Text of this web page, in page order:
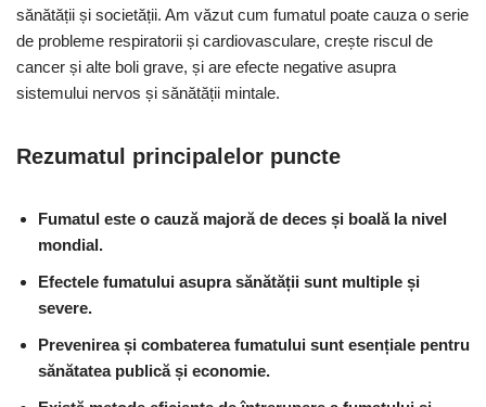
sănătății și societății. Am văzut cum fumatul poate cauza o serie
de probleme respiratorii și cardiovasculare, crește riscul de
cancer și alte boli grave, și are efecte negative asupra
sistemului nervos și sănătății mintale.
Rezumatul principalelor puncte
Fumatul este o cauză majoră de deces și boală la nivel
mondial.
Efectele fumatului asupra sănătății sunt multiple și
severe.
Prevenirea și combaterea fumatului sunt esențiale pentru
sănătatea publică și economie.